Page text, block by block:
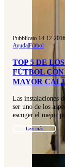
Pubblicato 14-12-2016
Ayuda|Fútbol
TOP 5 DE
FÚTBOL
MAYOR
Las instalaciones
ser uno de los
escoger el mejor
Leer más